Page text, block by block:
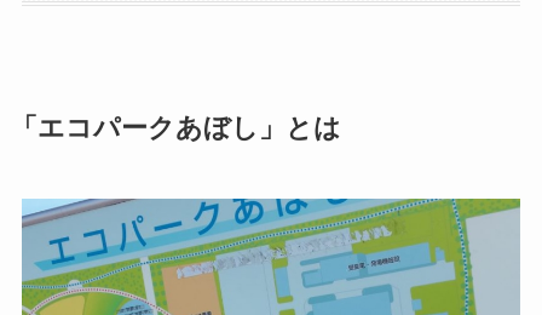
「エコパークあぼし」とは